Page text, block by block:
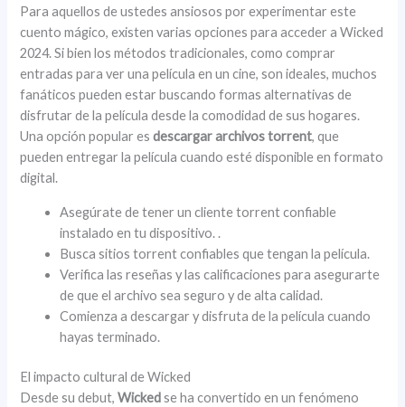
Para aquellos de ustedes ansiosos por experimentar este
cuento mágico, existen varias opciones para acceder a Wicked
2024. Si bien los métodos tradicionales, como comprar
entradas para ver una película en un cine, son ideales, muchos
fanáticos pueden estar buscando formas alternativas de
disfrutar de la película desde la comodidad de sus hogares.
Una opción popular esdescargar archivos torrent, que
pueden entregar la película cuando esté disponible en formato
digital.
Asegúrate de tener un cliente torrent confiable
instalado en tu dispositivo. .
Busca sitios torrent confiables que tengan la película.
Verifica las reseñas y las calificaciones para asegurarte
de que el archivo sea seguro y de alta calidad.
Comienza a descargar y disfruta de la película cuando
hayas terminado.
El impacto cultural de Wicked
Desde su debut,Wicked se ha convertido en un fenómeno